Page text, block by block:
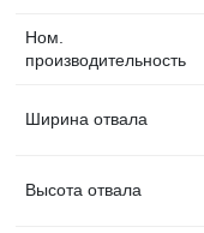
Ном.
производительность
Ширина отвала
Высота отвала